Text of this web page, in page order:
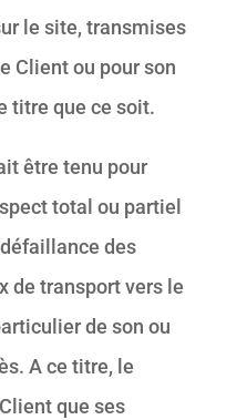
le site, transmises
Client ou pour son
titre que ce soit.
être tenu pour
total ou partiel
des
de transport vers le
de son ou
A ce titre, le
que ses